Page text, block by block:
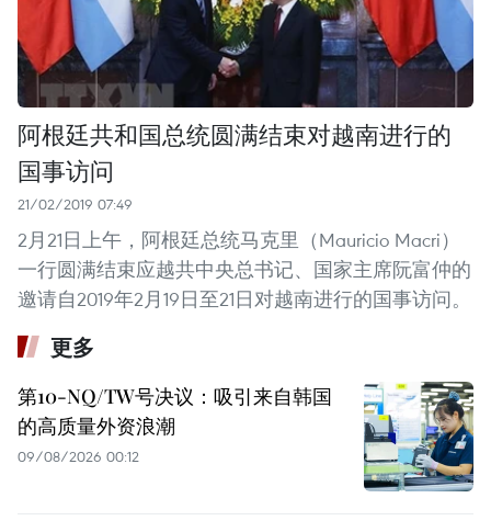
阿根廷共和国总统圆满结束对越南进行的
国事访问
21/02/2019 07:49
2月21日上午，阿根廷总统马克里（Mauricio Macri）
一行圆满结束应越共中央总书记、国家主席阮富仲的
邀请自2019年2月19日至21日对越南进行的国事访问。
更多
第10-NQ/TW号决议：吸引来自韩国
的高质量外资浪潮
09/08/2026 00:12